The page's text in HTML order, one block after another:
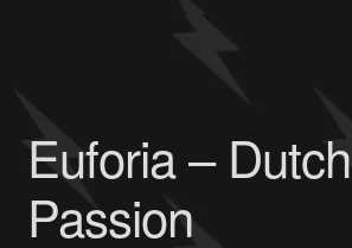
Euforia – Dutch
Passion